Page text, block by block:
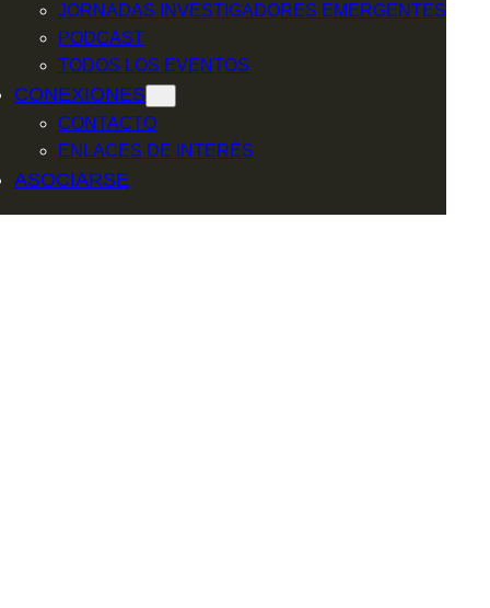
JORNADAS INVESTIGADORES EMERGENTES
PODCAST
TODOS LOS EVENTOS
CONEXIONES
CONTACTO
ENLACES DE INTERÉS
ASOCIARSE